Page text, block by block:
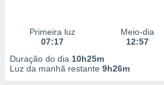
Primeira luz
07:17
Meio-dia
12:57
Duração do dia 10h25m
Luz da manhã restante 9h26m